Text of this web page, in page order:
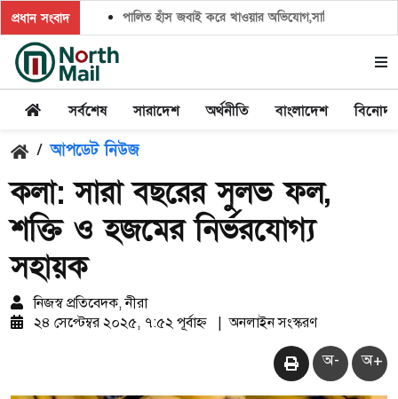
প্রধান সংবাদ পালিত হাঁস জবাই করে খাওয়ার অভিযোগ,সালিশ চাইলে
সর্বশেষ সারাদেশ অর্থনীতি বাংলাদেশ
/ আপডেট নিউজ
কলা: সারা বছরের সুলভ ফল,
শক্তি ও হজমের নির্ভরযোগ্য
সহায়ক
নিজস্ব প্রতিবেদক, নীরা
২৪ সেপ্টেম্বর ২০২৫, ৭:৫২ পূর্বাহ্ন
অনলাইন সংস্করণ
অ- অ+